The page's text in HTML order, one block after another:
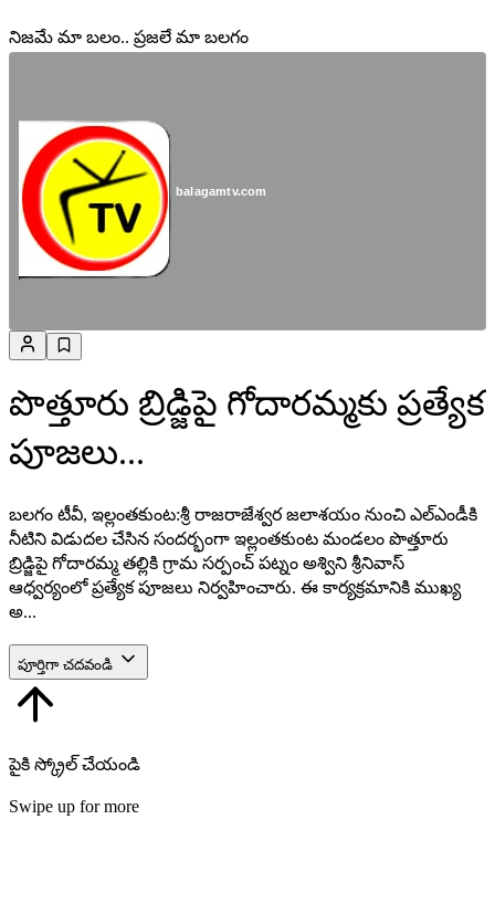
నిజమే మా బలం.. ప్రజలే మా బలగం
balagamtv.com
పొత్తూరు బ్రిడ్జిపై గోదారమ్మకు ప్రత్యేక
పూజలు...
బలగం టీవీ, ఇల్లంతకుంట:శ్రీ రాజరాజేశ్వర జలాశయం నుంచి ఎల్‌ఎండీకి
నీటిని విడుదల చేసిన సందర్భంగా ఇల్లంతకుంట మండలం పొత్తూరు
బ్రిడ్జిపై గోదారమ్మ తల్లికి గ్రామ సర్పంచ్ పట్నం అశ్విని శ్రీనివాస్
ఆధ్వర్యంలో ప్రత్యేక పూజలు నిర్వహించారు. ఈ కార్యక్రమానికి ముఖ్య
అ...
పూర్తిగా చదవండి
పైకి స్క్రోల్ చేయండి
Swipe up for more